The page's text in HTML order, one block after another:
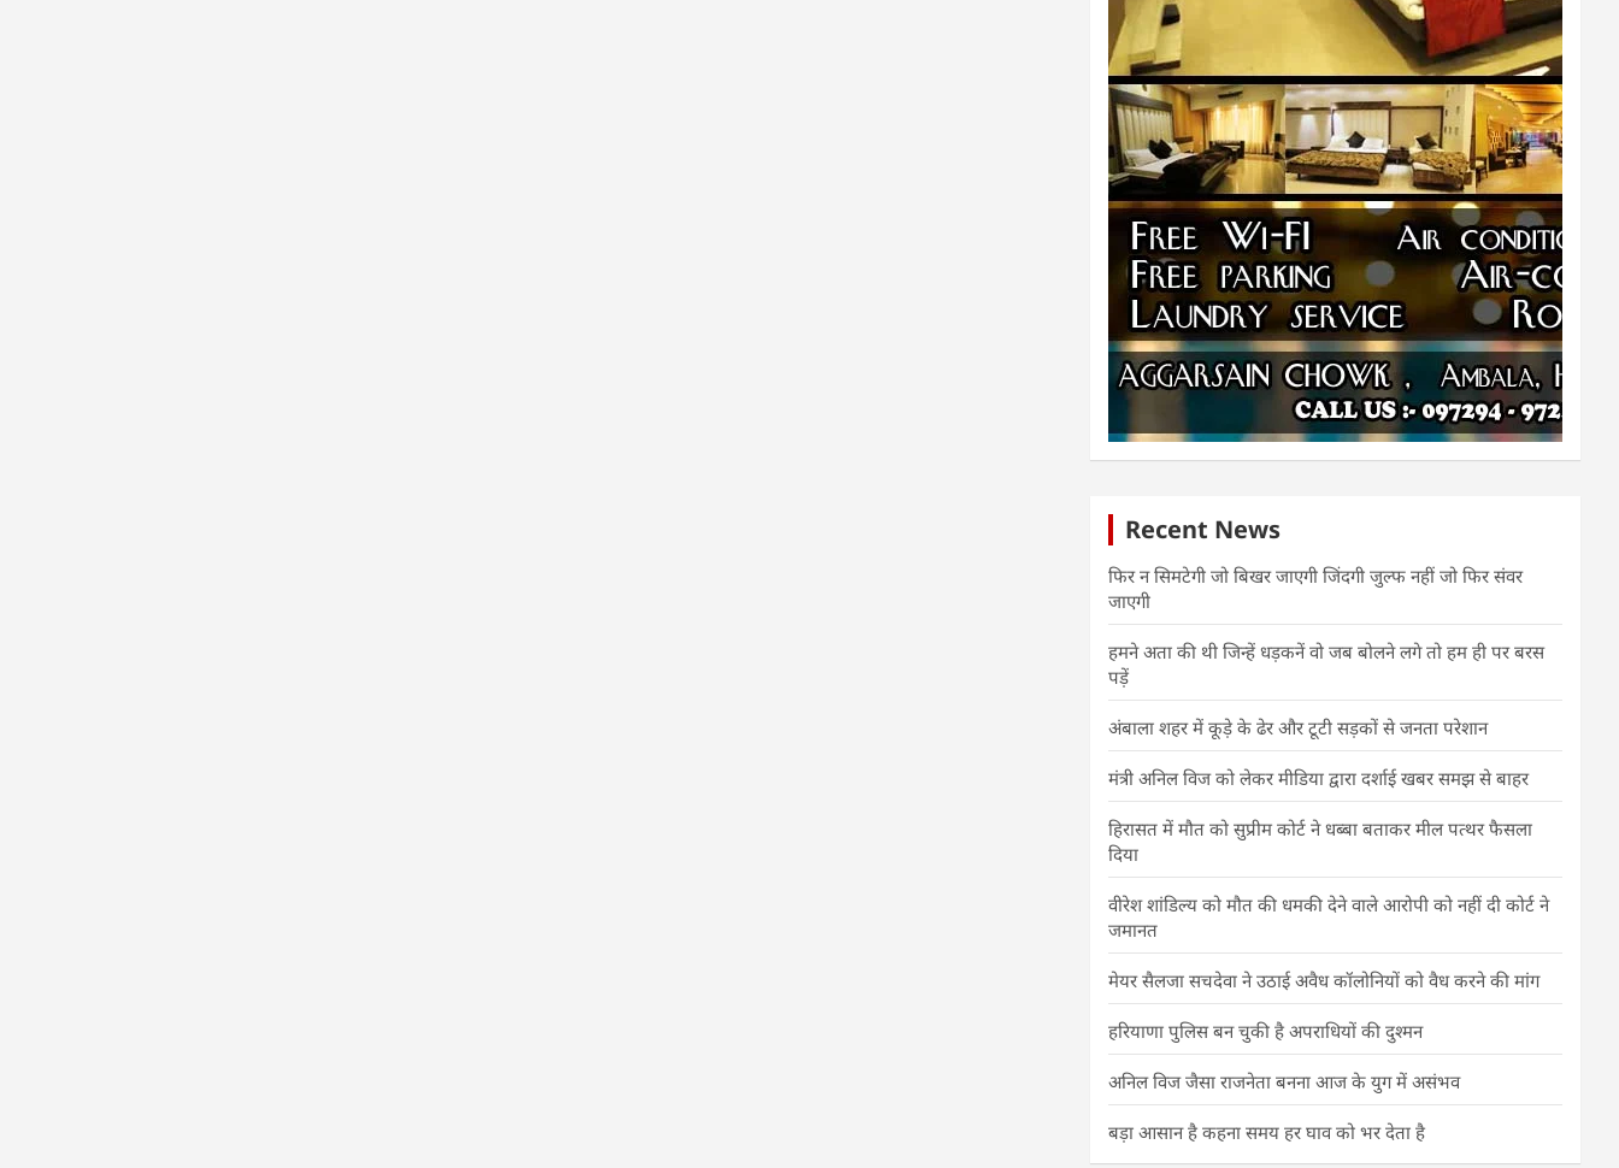
Recent News
फिर न सिमटेगी जो बिखर जाएगी जिंदगी जुल्फ नहीं जो फिर संवर
जाएगी
हमने अता की थी जिन्हें धड़कनें वो जब बोलने लगे तो हम ही पर बरस
पड़ें
अंबाला शहर में कूड़े के ढेर और टूटी सड़कों से जनता परेशान
मंत्री अनिल विज को लेकर मीडिया द्वारा दर्शाई खबर समझ से बाहर
हिरासत में मौत को सुप्रीम कोर्ट ने धब्बा बताकर मील पत्थर फैसला
दिया
वीरेश शांडिल्य को मौत की धमकी देने वाले आरोपी को नहीं दी कोर्ट ने
जमानत
मेयर सैलजा सचदेवा ने उठाई अवैध कॉलोनियों को वैध करने की मांग
हरियाणा पुलिस बन चुकी है अपराधियों की दुश्मन
अनिल विज जैसा राजनेता बनना आज के युग में असंभव
बड़ा आसान है कहना समय हर घाव को भर देता है